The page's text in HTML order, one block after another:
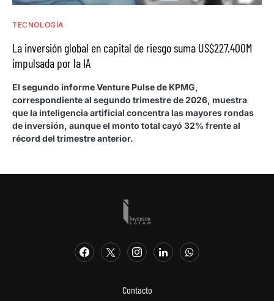
TECNOLOGÍA
La inversión global en capital de riesgo suma US$227.400M
impulsada por la IA
El segundo informe Venture Pulse de KPMG,
correspondiente al segundo trimestre de 2026, muestra
que la inteligencia artificial concentra las mayores rondas
de inversión, aunque el monto total cayó 32% frente al
récord del trimestre anterior.
Contacto